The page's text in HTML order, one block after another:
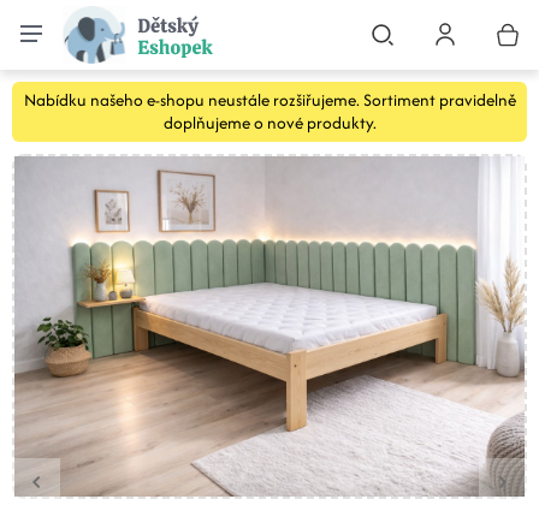
Nabídku našeho e-shopu neustále rozšiřujeme. Sortiment pravidelně
doplňujeme o nové produkty.